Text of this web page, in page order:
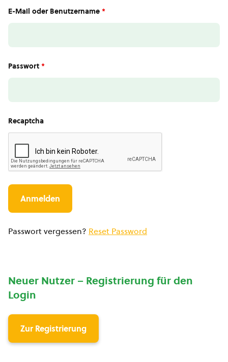
E-Mail oder Benutzername *
Passwort *
Recaptcha
Passwort vergessen? Reset Password
Neuer Nutzer – Registrierung für den
Login
Zur Registrierung